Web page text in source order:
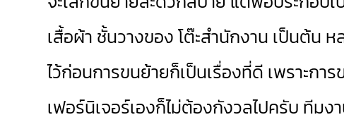
เสื้อผ้า ชั้นวางของ โต๊ะสำนักงาน เป็นต้น
ไว้ก่อนการขนย้ายก็เป็นเรื่องที่ดี เพราะกา
เฟอร์นิเจอร์เองก็ไม่ต้องกังวลไปครับ ทีม